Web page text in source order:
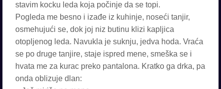
stavim kocku leda koja počinje da se topi.
Pogleda me besno i izađe iz kuhinje, noseći tanjir,
osmehujući se, dok joj niz butinu klizi kapljica
otopljenog leda. Navukla je suknju, jedva hoda. Vraća
se po druge tanjire, staje ispred mene, smeška se i
hvata me za kurac preko pantalona. Kratko ga drka, pa
onda oblizuje dlan: